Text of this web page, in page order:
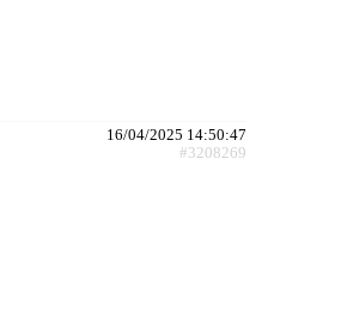
16/04/2025 14:50:47
#3208269